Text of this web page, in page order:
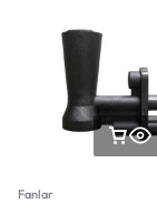
Fanlar